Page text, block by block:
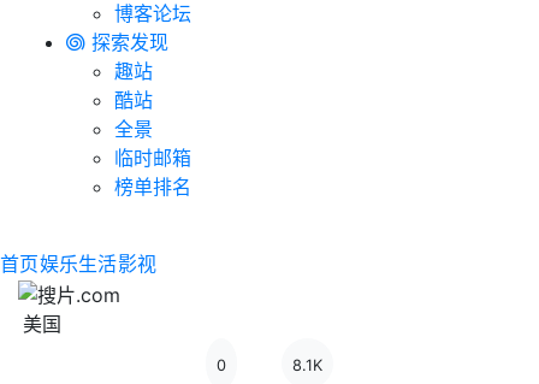
博客论坛
探索发现
趣站
酷站
全景
临时邮箱
榜单排名
首页娱乐生活影视
美国
0 8.1K